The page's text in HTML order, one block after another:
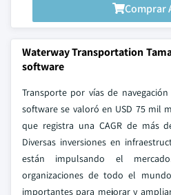
Comprar
Waterway Transportation
software
Transporte por vías de
software se valoró en USD 75 mil
que registra una CAGR de más
Diversas inversiones en
están impulsando el
organizaciones de todo el
importantes para mejorar y